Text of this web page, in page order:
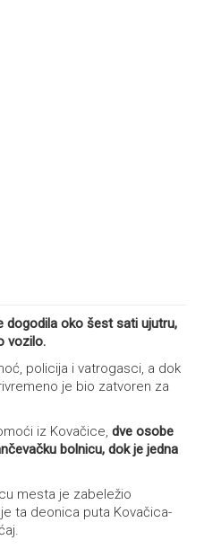
dogodila oko šest sati ujutru,
vozilo.
policija i vatrogasci, a dok
je bio zatvoren za
iz Kovačice, dve osobe
bolnicu, dok je jedna
mesta je zabeležio
ta deonica puta Kovačica-